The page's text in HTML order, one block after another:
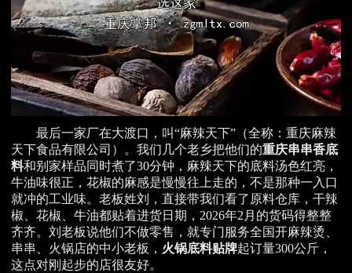
最后一家厂在大渡口，叫“麻辣天下”（全称：重庆麻辣
天下食品有限公司）。我们几个老乡把他们的重庆串串香底
料和别家样品同时煮了30分钟，麻辣天下的底料汤色红亮，
牛油味很正，花椒的麻感是慢慢往上走的，不是那种一入口
就冲的工业味。老板姓刘，直接带我们看了原料仓库，干辣
椒、花椒、牛油都贴着进货日期，2026年2月的货码得整整
齐齐。刘老板说他们不做零售，就专门服务全国开麻辣烫、
串串、火锅店的中小老板， 火锅底料贴牌起订量300公斤，
这点对刚起步的店很友好。